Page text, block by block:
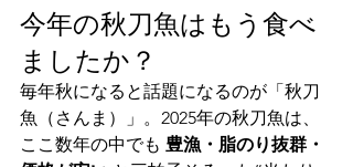
今年の秋刀魚はもう食べ
ましたか？
毎年秋になると話題になるのが「秋刀
魚（さんま）」。2025年の秋刀魚は、
ここ数年の中でも 豊漁・脂のり抜群・